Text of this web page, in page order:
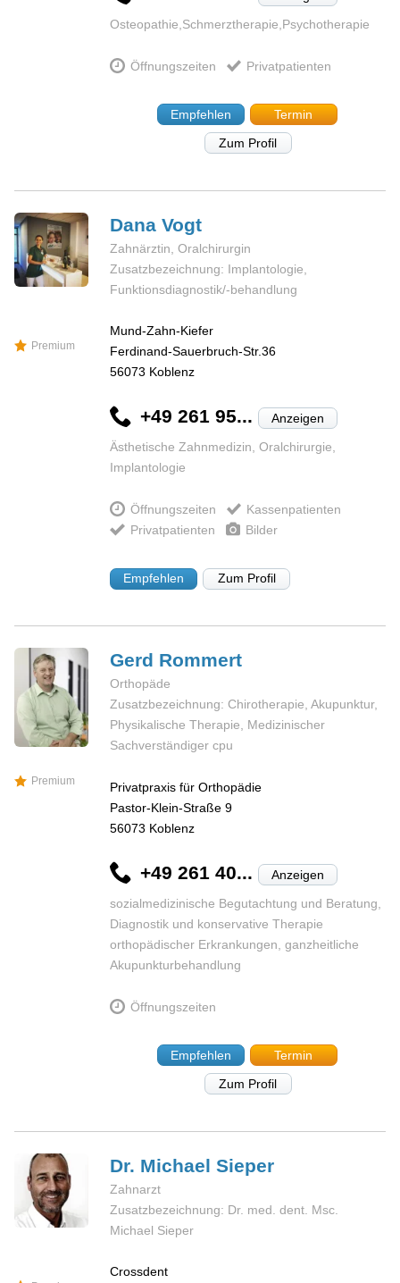
Osteopathie,Schmerztherapie,Psychotherapie
Öffnungszeiten Privatpatienten
Empfehlen
Termin
Zum Profil
Premium
DanaVogt
Zahnärztin, Oralchirurgin
Zusatzbezeichnung: Implantologie,
Funktionsdiagnostik/-behandlung
Mund-Zahn-Kiefer
Ferdinand-Sauerbruch-Str.36
56073 Koblenz
+49 261 95... Anzeigen
Ästhetische Zahnmedizin, Oralchirurgie,
Implantologie
Öffnungszeiten
Kassenpatienten
Privatpatienten
Bilder
Empfehlen Zum Profil
Premium
Gerd Rommert
Orthopäde
Zusatzbezeichnung: Chirotherapie, Akupunktur,
Physikalische Therapie, Medizinischer
Sachverständiger cpu
Privatpraxis für Orthopädie
Pastor-Klein-Straße 9
56073 Koblenz
+49 261 40... Anzeigen
sozialmedizinische Begutachtung und Beratung,
Diagnostik und konservative Therapie
orthopädischer Erkrankungen, ganzheitliche
Akupunkturbehandlung
Öffnungszeiten
Empfehlen
Termin
Zum Profil
Dr. MichaelSieper
Zahnarzt
Zusatzbezeichnung: Dr. med. dent. Msc.
Michael Sieper
Crossdent